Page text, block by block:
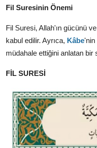
Fil Suresinin Önemi
Fil Suresi, Allah'ın gücünü
kabul edilir. Ayrıca, Kâbe'nin
müdahale ettiğini anlatan bir
FİL SURESİ